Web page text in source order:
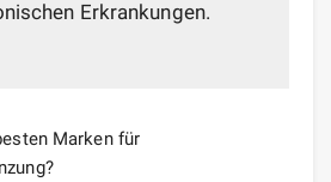
Erkrankungen.
Marken für